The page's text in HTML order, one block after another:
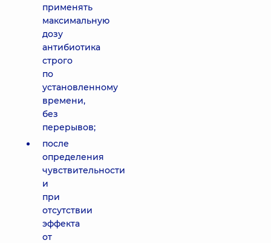
применять
максимальную
дозу
антибиотика
строго
по
установленному
времени,
без
перерывов;
после
определения
чувствительности
и
при
отсутствии
эффекта
от